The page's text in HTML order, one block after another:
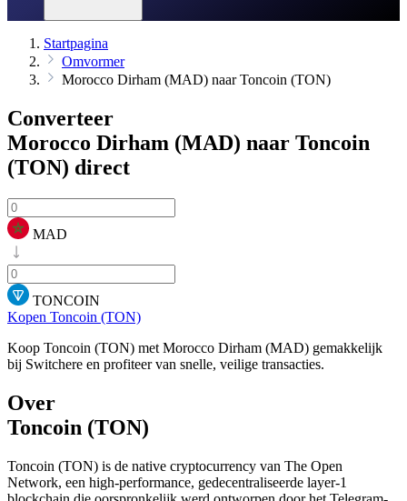
Startpagina
Omvormer
Morocco Dirham (MAD) naar Toncoin (TON)
Converteer
Morocco Dirham (MAD) naar Toncoin
(TON) direct
MAD
TONCOIN
Kopen Toncoin (TON)
Koop Toncoin (TON) met Morocco Dirham (MAD) gemakkelijk
bij Switchere en profiteer van snelle, veilige transacties.
Over
Toncoin (TON)
Toncoin (TON) is de native cryptocurrency van The Open
Network, een high-performance, gedecentraliseerde layer-1